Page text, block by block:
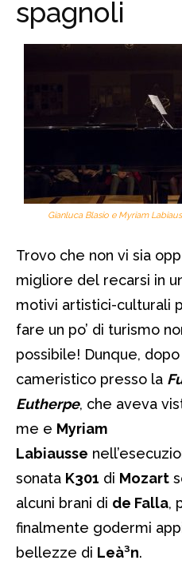
spagnoli
Gianluca Blasio e Myriam
Trovo che non vi sia
migliore del recarsi in
motivi artistici-culturali
fare un po’ di turismo
possibile! Dunque,
cameristico presso la
Eutherpe, che aveva
me e Myriam
Labiausse
sonata K301 di Mozart
alcuni brani di de Falla,
finalmente godermi
bellezze di Leà³n.